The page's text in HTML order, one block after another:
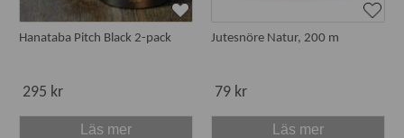
Hanataba Pitch Black 2-pack
295 kr
Läs mer
Jutesnöre Natur, 200 m
79 kr
Läs mer